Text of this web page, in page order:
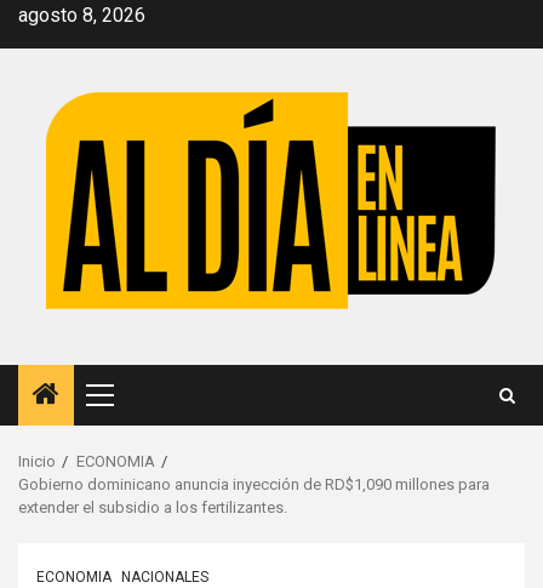
Saltar
agosto 8, 2026
Menú
principal
Inicio
ECONOMIA
Gobierno dominicano anuncia inyección de RD$1,090 millones para
extender el subsidio a los fertilizantes.
ECONOMIA NACIONALES